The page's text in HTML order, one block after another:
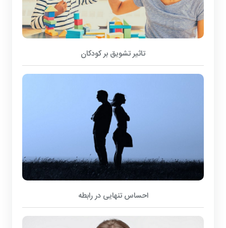
تاثیر تشویق بر کودکان
احساس تنهایی در رابطه